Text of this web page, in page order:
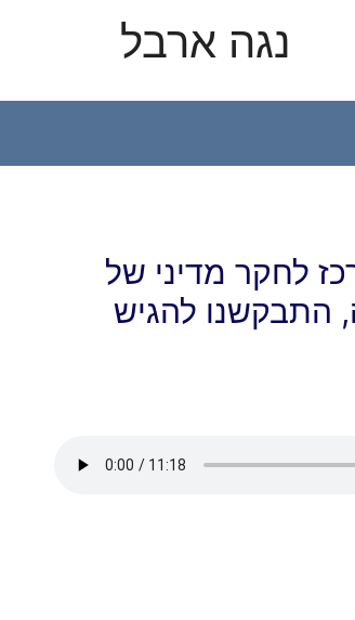
נגה ארבל
לחקר מדיני של
התבקשנו להגיש